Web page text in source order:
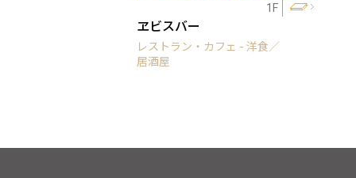
1F
ヱビスバー
レストラン・カフェ - 洋食／
居酒屋